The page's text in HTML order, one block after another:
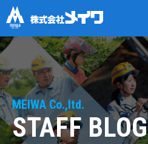
MEIWA Co.,ltd.
STAFF BLOG